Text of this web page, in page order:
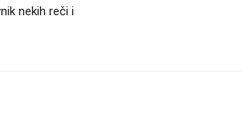
nekih reči i